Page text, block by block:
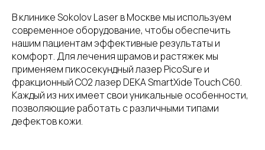
В клинике Sokolov Laser в Москве мы используем
современное оборудование, чтобы обеспечить
нашим пациентам эффективные результаты и
комфорт. Для лечения шрамов и растяжек мы
применяем пикосекундный лазер PicoSure и
фракционный CO2 лазер DEKA SmartXide Touch C60.
Каждый из них имеет свои уникальные особенности,
позволяющие работать с различными типами
дефектов кожи.